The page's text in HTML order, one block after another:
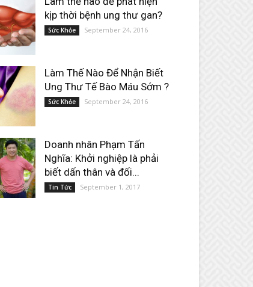
kịp thời bệnh ung thư gan?
Sức Khỏe September 24, 2016
Làm Thế Nào Để Nhận Biết
Ung Thư Tế Bào Máu Sớm ?
Sức Khỏe September 24, 2016
Doanh nhân Phạm Tấn
Nghĩa: Khởi nghiệp là phải
biết dấn thân và đối...
Tin Tức September 1, 2017